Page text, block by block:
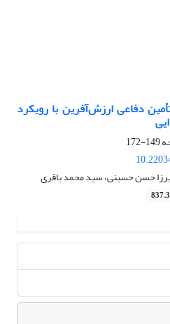
دفاعی ارزش‌آفرین با رویکرد
149-172
حسن حسینی، سید محمد باقری